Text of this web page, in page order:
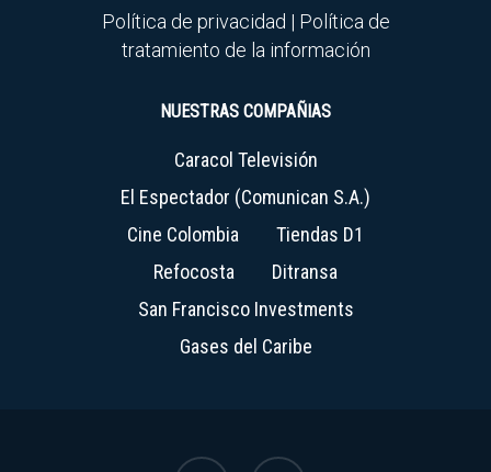
Política de privacidad | Política de
tratamiento de la información
NUESTRAS COMPAÑIAS
Caracol Televisión
El Espectador (Comunican S.A.)
Cine Colombia
Tiendas D1
Refocosta
Ditransa
San Francisco Investments
Gases del Caribe